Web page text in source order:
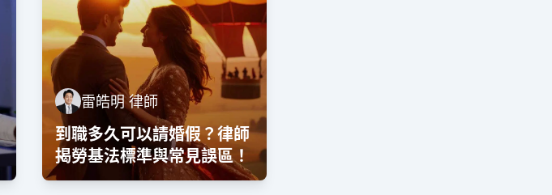
雷皓明 律師
到職多久可以請婚假？律師
揭勞基法標準與常見誤區！